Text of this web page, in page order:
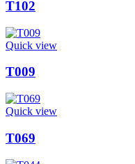
T102
Quick view
T009
Quick view
T069